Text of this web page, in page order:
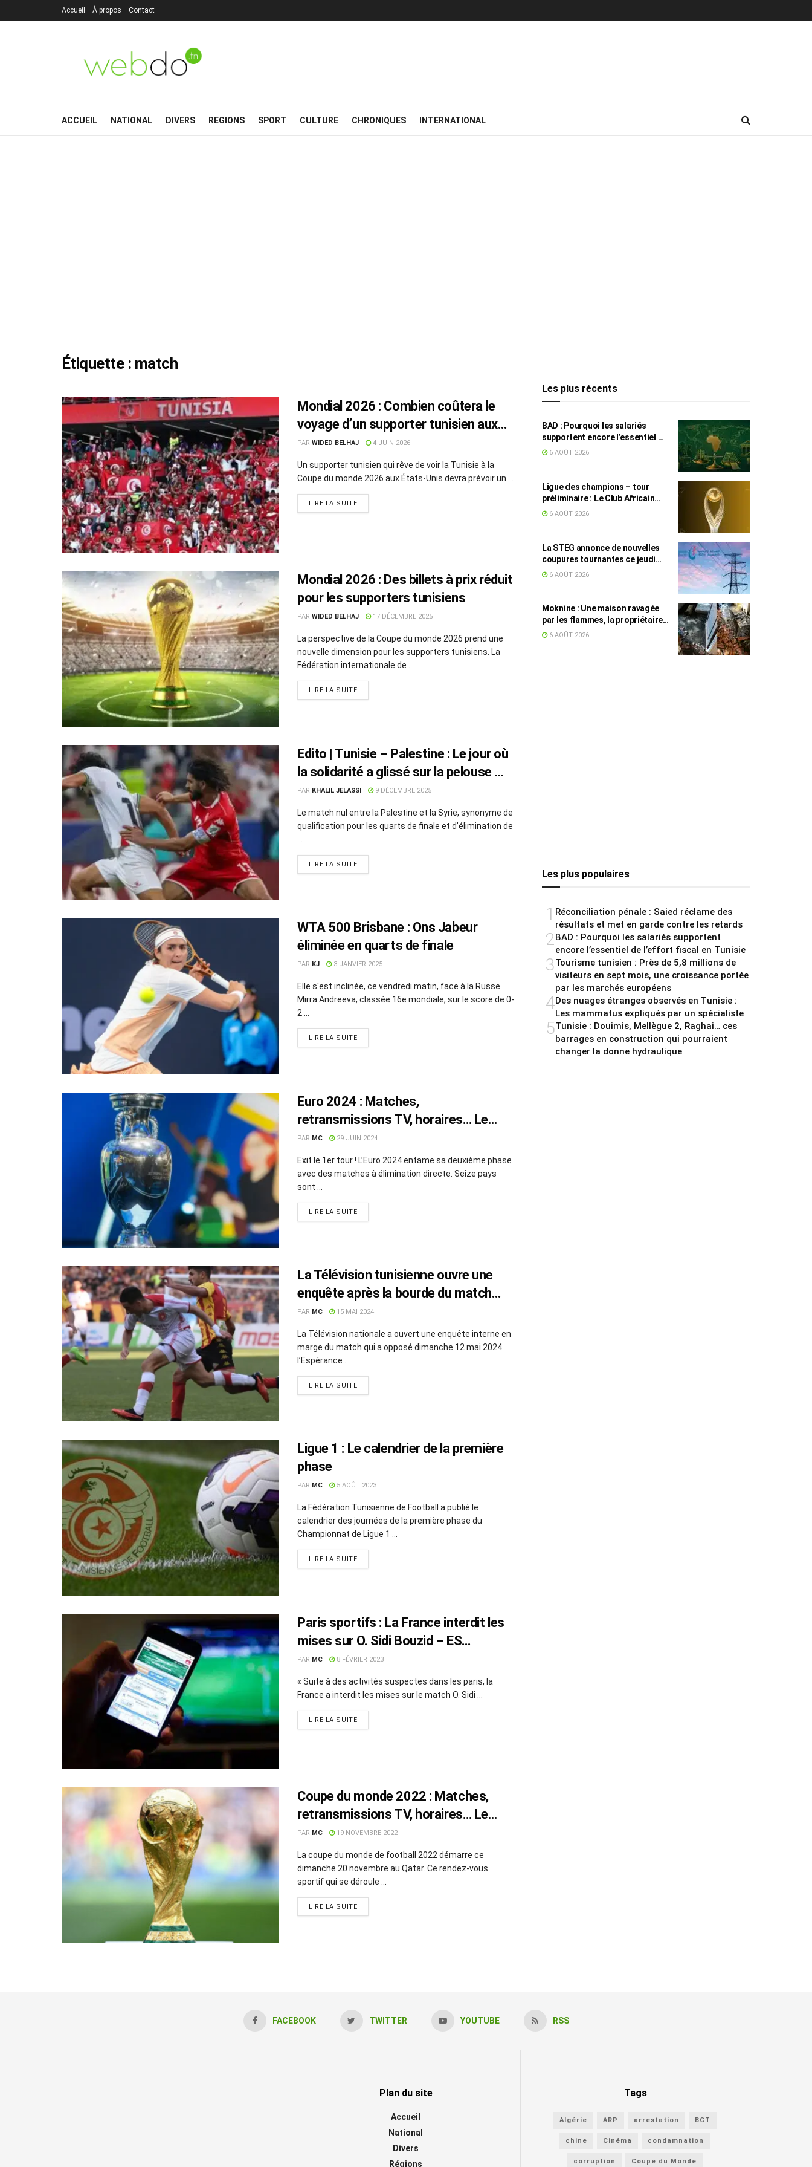
Accueil À propos Contact
ACCUEIL NATIONAL DIVERS REGIONS SPORT CULTURE CHRONIQUES INTERNATIONAL
Étiquette : match
Mondial 2026 : Combien coûtera le
voyage d’un supporter tunisien aux
USA ?
PAR WIDED BELHAJ 4 JUIN 2026
Un supporter tunisien qui rêve de voir la Tunisie à la
Coupe du monde 2026 aux États-Unis devra prévoir un ...
LIRE LA SUITE
Mondial 2026 : Des billets à prix réduit
pour les supporters tunisiens
PAR WIDED BELHAJ 17 DÉCEMBRE 2025
La perspective de la Coupe du monde 2026 prend une
nouvelle dimension pour les supporters tunisiens. La
Fédération internationale de ...
LIRE LA SUITE
Edito | Tunisie – Palestine : Le jour où
la solidarité a glissé sur la pelouse …
PAR KHALIL JELASSI 9 DÉCEMBRE 2025
Le match nul entre la Palestine et la Syrie, synonyme de
qualification pour les quarts de finale et d’élimination de
LIRE LA SUITE
WTA 500 Brisbane : Ons Jabeur
éliminée en quarts de finale
PAR KJ 3 JANVIER 2025
Elle s'est inclinée, ce vendredi matin, face à la Russe
Mirra Andreeva, classée 16e mondiale, sur le score de 0-
2 ...
LIRE LA SUITE
Euro 2024 : Matches,
retransmissions TV, horaires… Le
calendrier du 2e tour
PAR MC 29 JUIN 2024
Exit le 1er tour ! L’Euro 2024 entame sa deuxième phase
avec des matches à élimination directe. Seize pays
sont ...
LIRE LA SUITE
La Télévision tunisienne ouvre une
enquête après la bourde du match
EST-ESS
PAR MC 15 MAI 2024
La Télévision nationale a ouvert une enquête interne en
marge du match qui a opposé dimanche 12 mai 2024
l’Espérance ...
LIRE LA SUITE
Ligue 1 : Le calendrier de la première
phase
PAR MC 5 AOÛT 2023
La Fédération Tunisienne de Football a publié le
calendrier des journées de la première phase du
Championnat de Ligue 1 ...
LIRE LA SUITE
Paris sportifs : La France interdit les
mises sur O. Sidi Bouzid – ES
Metlaoui
PAR MC 8 FÉVRIER 2023
« Suite à des activités suspectes dans les paris, la
France a interdit les mises sur le match O. Sidi ...
LIRE LA SUITE
Coupe du monde 2022 : Matches,
retransmissions TV, horaires… Le
calendrier !
PAR MC 19 NOVEMBRE 2022
La coupe du monde de football 2022 démarre ce
dimanche 20 novembre au Qatar. Ce rendez-vous
sportif qui se déroule ...
LIRE LA SUITE
Les plus récents
BAD : Pourquoi les salariés
supportent encore l’essentiel de
l’effort fiscal en Tunisie
6 AOÛT 2026
Ligue des champions – tour
préliminaire : Le Club Africain
face au Djoliba AC
6 AOÛT 2026
La STEG annonce de nouvelles
coupures tournantes ce jeudi
dans plusieurs régions
6 AOÛT 2026
Moknine : Une maison ravagée
par les flammes, la propriétaire
accuse la STEG et la SONEDE
6 AOÛT 2026
Les plus populaires
1 Réconciliation pénale : Saied réclame des
résultats et met en garde contre les retards
2BAD : Pourquoi les salariés supportent
encore l’essentiel de l’effort fiscal en Tunisie
3Tourisme tunisien : Près de 5,8 millions de
visiteurs en sept mois, une croissance portée
par les marchés européens
4Des nuages étranges observés en Tunisie :
Les mammatus expliqués par un spécialiste
5Tunisie : Douimis, Mellègue 2, Raghai… ces
barrages en construction qui pourraient
changer la donne hydraulique
FACEBOOK TWITTER YOUTUBE RSS
Plan du site
Accueil
National
Divers
Régions
Tags
Algérie ARP arrestation BCT
chine Cinéma condamnation
corruption Coupe du Monde